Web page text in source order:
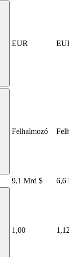
EUR
Felhalmozó
9,1 Mrd $ 6,6
1,00